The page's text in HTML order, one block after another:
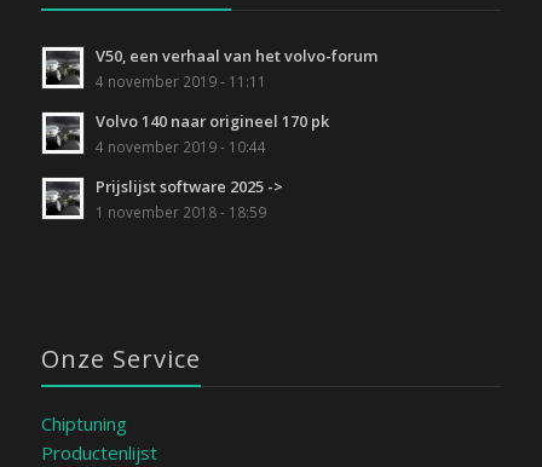
V50, een verhaal van het volvo-forum
4 november 2019 - 11:11
Volvo 140 naar origineel 170 pk
4 november 2019 - 10:44
Prijslijst software 2025 ->
1 november 2018 - 18:59
Onze Service
Chiptuning
Productenlijst